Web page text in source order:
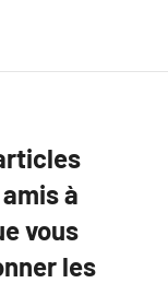
à
vous
les